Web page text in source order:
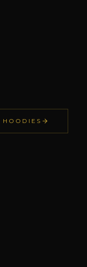
HOODIES